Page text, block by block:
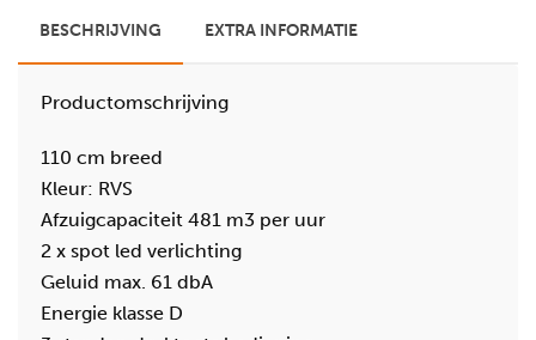
BESCHRIJVING EXTRA INFORMATIE
Productomschrijving
110 cm breed
Kleur: RVS
Afzuigcapaciteit 481 m3 per uur
2 x spot led verlichting
Geluid max. 61 dbA
Energie klasse D